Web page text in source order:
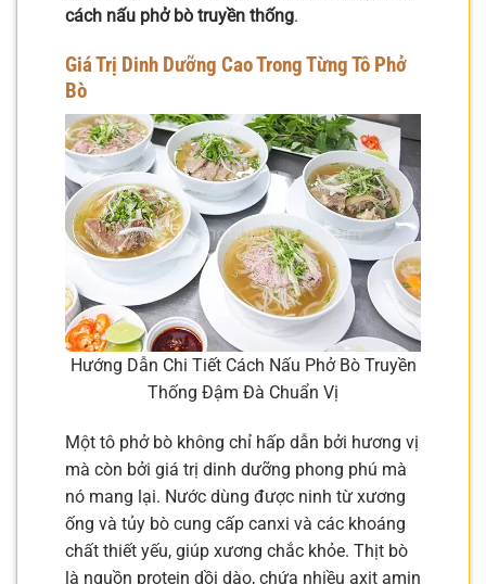
cách nấu phở bò truyền thống.
Giá Trị Dinh Dưỡng Cao Trong Từng Tô Phở
Bò
Hướng Dẫn Chi Tiết Cách Nấu Phở Bò Truyền
Thống Đậm Đà Chuẩn Vị
Một tô phở bò không chỉ hấp dẫn bởi hương vị
mà còn bởi giá trị dinh dưỡng phong phú mà
nó mang lại. Nước dùng được ninh từ xương
ống và tủy bò cung cấp canxi và các khoáng
chất thiết yếu, giúp xương chắc khỏe. Thịt bò
là nguồn protein dồi dào, chứa nhiều axit amin